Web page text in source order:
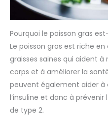
Pourquoi le poisson gras
Le poisson gras est riche
graisses saines qui aident
corps et à améliorer la
peuvent également aider à
l’insuline et donc à
de type 2.